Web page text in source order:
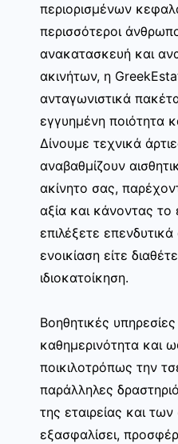
περιορισμένων
περισσότεροι
ανακατασκευή και
ακινήτων, η
ανταγωνιστικά
εγγυημένη ποιότητα
Δίνουμε τεχνικά
αναβαθμίζουν
ακίνητο σας,
αξία και κάνοντας το
επιλέξετε
ενοικίαση είτε
ιδιοκατοίκηση.
Βοηθητικές
καθημερινότητα και
ποικιλοτρόπως την
παράλληλες
της εταιρείας και
εξασφαλίσει,